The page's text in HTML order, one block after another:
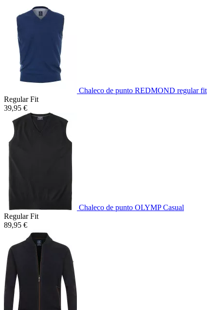
Chaleco de punto REDMOND regular fit
Regular Fit
39,95 €
Chaleco de punto OLYMP Casual
Regular Fit
89,95 €